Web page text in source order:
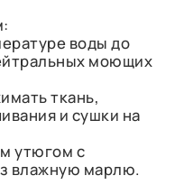
воды до
моющих
ткань,
и сушки на
утюгом с
влажную марлю.